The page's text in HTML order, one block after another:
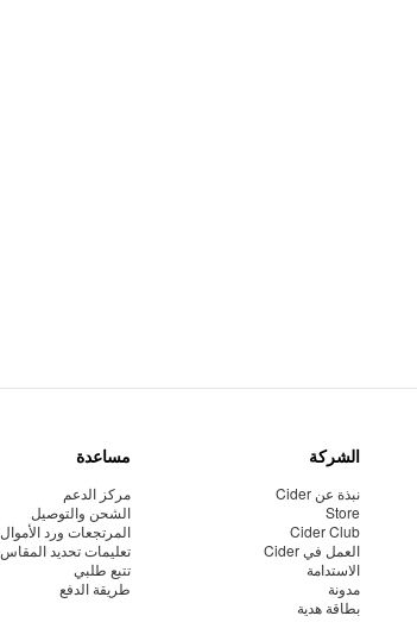
الشركة
نبذة عن Cider
Store
Cider Club
العمل في Cider
الاستدامة
مدونة
بطاقة هدية
مساعدة
مركز الدعم
الشحن والتوصيل
المرتجعات ورد الأموال
تعليمات تحديد المقاس
تتبع طلبي
طريقة الدفع